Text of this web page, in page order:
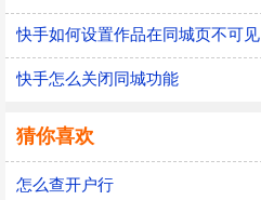
快手如何设置作品在同城页不可见
快手怎么关闭同城功能
猜你喜欢
怎么查开户行